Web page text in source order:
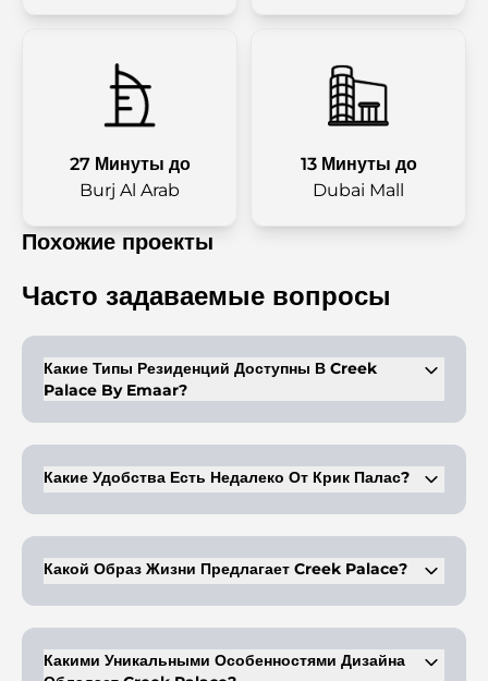
27 Минуты до
Burj Al Arab
13 Минуты до
Dubai Mall
Похожие проекты
Часто задаваемые вопросы
Какие Типы Резиденций Доступны В Creek
Palace By Emaar?
также виллы с 3 спальнями на набережной.
Какие Удобства Есть Недалеко От Крик Палас?
международному аэропорту Дубая, центру города Дубай,
торговому центру Dubai Mall и многим другим зданиям.
Какой Образ Жизни Предлагает Creek Palace?
жизни с доступом к таким достопримечательностям, как
Айленд-парк и набережная Харбор.
Какими Уникальными Особенностями Дизайна